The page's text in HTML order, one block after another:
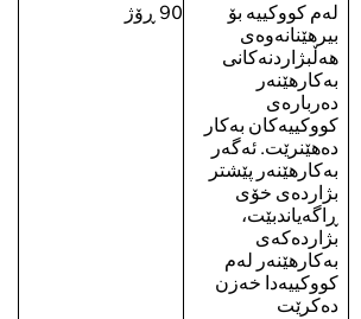
لەم کووکییە بۆ
بیرهێنانەوەی
هەڵبژاردنەکانی
بەکارهێنەر
دەربارەی
کووکییەکان بەکار
دەهێنرێت. ئەگەر
بەکارهێنەر پێشتر
بژاردەی خۆی
ڕاگەیاندبێت،
بژاردەکەی
بەکارهێنەر لەم
کووکییەدا خەزن
دەکرێت
90 ڕۆژ